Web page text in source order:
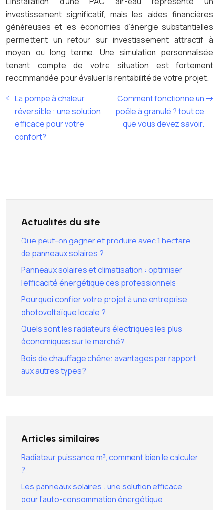
investissement significatif, mais les aides financières
généreuses et les économies d’énergie substantielles
permettent un retour sur investissement attractif à
moyen ou long terme. Une simulation personnalisée
tenant compte de votre situation est fortement
recommandée pour évaluer la rentabilité de votre projet.
La pompe à chaleur
réversible : une solution
efficace pour votre
confort?
Comment fonctionne un
poêle à granulé ? tout ce
que vous devez savoir.
Actualités du site
Que peut-on gagner et produire avec 1 hectare
de panneaux solaires ?
Panneaux solaires et climatisation : optimiser
l’efficacité énergétique des professionnels
Pourquoi confier votre projet à une entreprise
photovoltaïque locale ?
Quels sont les radiateurs électriques les plus
économiques sur le marché?
Bois de chauffage chêne: avantages par rapport
aux autres types?
Articles similaires
Radiateur puissance m³, comment bien le calculer
?
Les panneaux solaires : une solution efficace
pour l’auto-consommation énergétique